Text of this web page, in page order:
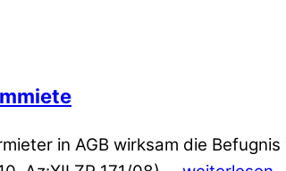
in AGB wirksam die